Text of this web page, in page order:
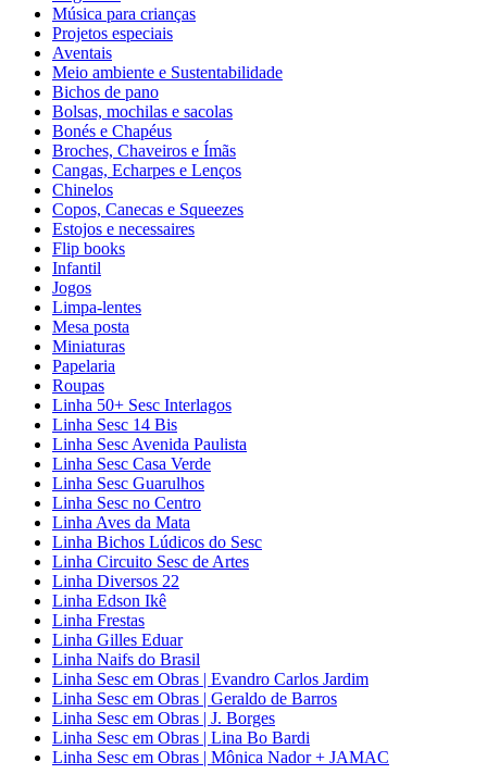
Música para crianças
Projetos especiais
Aventais
Meio ambiente e Sustentabilidade
Bichos de pano
Bolsas, mochilas e sacolas
Bonés e Chapéus
Broches, Chaveiros e Ímãs
Cangas, Echarpes e Lenços
Chinelos
Copos, Canecas e Squeezes
Estojos e necessaires
Flip books
Infantil
Jogos
Limpa-lentes
Mesa posta
Miniaturas
Papelaria
Roupas
Linha 50+ Sesc Interlagos
Linha Sesc 14 Bis
Linha Sesc Avenida Paulista
Linha Sesc Casa Verde
Linha Sesc Guarulhos
Linha Sesc no Centro
Linha Aves da Mata
Linha Bichos Lúdicos do Sesc
Linha Circuito Sesc de Artes
Linha Diversos 22
Linha Edson Ikê
Linha Frestas
Linha Gilles Eduar
Linha Naifs do Brasil
Linha Sesc em Obras | Evandro Carlos Jardim
Linha Sesc em Obras | Geraldo de Barros
Linha Sesc em Obras | J. Borges
Linha Sesc em Obras | Lina Bo Bardi
Linha Sesc em Obras | Mônica Nador + JAMAC